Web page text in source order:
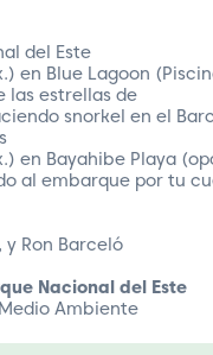
del Este
en Blue Lagoon
las estrellas de
snorkel en el
en Bayahibe Playa
al embarque por tu
y Ron Barceló
Nacional del Este
Ambiente